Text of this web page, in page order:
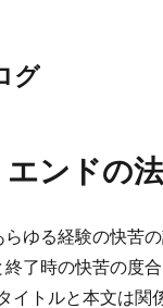
グ
ンドの
らゆる経験の快苦
了時の快苦の度
イトルと本文は関